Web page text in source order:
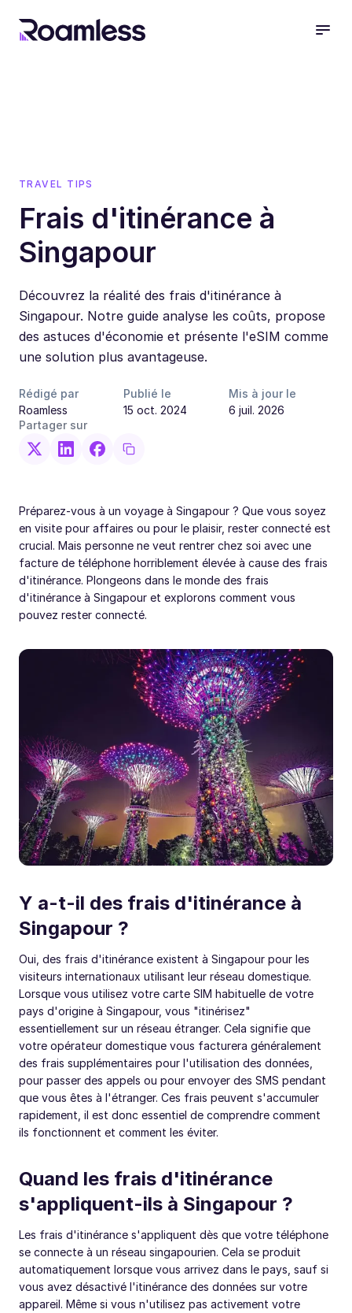
TRAVEL TIPS
Frais d'itinérance à
Singapour
Découvrez la réalité des frais d'itinérance à
Singapour. Notre guide analyse les coûts, propose
des astuces d'économie et présente l'eSIM comme
une solution plus avantageuse.
Rédigé par
Roamless
Publié le
15 oct. 2024
Mis à jour le
6 juil. 2026
Partager sur
Préparez-vous à un voyage à Singapour ? Que vous soyez
en visite pour affaires ou pour le plaisir, rester connecté est
crucial. Mais personne ne veut rentrer chez soi avec une
facture de téléphone horriblement élevée à cause des frais
d'itinérance. Plongeons dans le monde des frais
d'itinérance à Singapour et explorons comment vous
pouvez rester connecté.
Y a-t-il des frais d'itinérance à
Singapour ?
Oui, des frais d'itinérance existent à Singapour pour les
visiteurs internationaux utilisant leur réseau domestique.
Lorsque vous utilisez votre carte SIM habituelle de votre
pays d'origine à Singapour, vous "itinérisez"
essentiellement sur un réseau étranger. Cela signifie que
votre opérateur domestique vous facturera généralement
des frais supplémentaires pour l'utilisation des données,
pour passer des appels ou pour envoyer des SMS pendant
que vous êtes à l'étranger. Ces frais peuvent s'accumuler
rapidement, il est donc essentiel de comprendre comment
ils fonctionnent et comment les éviter.
Quand les frais d'itinérance
s'appliquent-ils à Singapour ?
Les frais d'itinérance s'appliquent dès que votre téléphone
se connecte à un réseau singapourien. Cela se produit
automatiquement lorsque vous arrivez dans le pays, sauf si
vous avez désactivé l'itinérance des données sur votre
appareil. Même si vous n'utilisez pas activement votre